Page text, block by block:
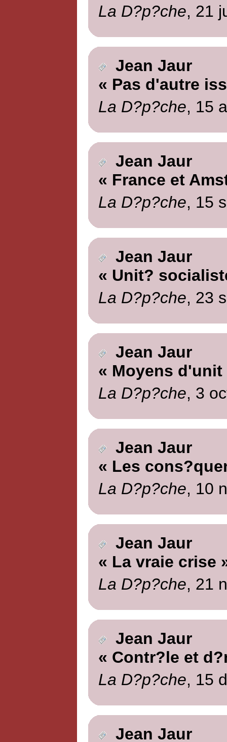
La D?p?che, 21
Jean Jaur
« Pas d'autre
La D?p?che, 15
Jean Jaur
« France et
La D?p?che, 15
Jean Jaur
« Unit?
La D?p?che, 23
Jean Jaur
« Moyens d'unit
La D?p?che, 3
Jean Jaur
« Les
La D?p?che, 10
Jean Jaur
« La vraie crise
La D?p?che, 21
Jean Jaur
« Contr?le et
La D?p?che, 15
Jean Jaur